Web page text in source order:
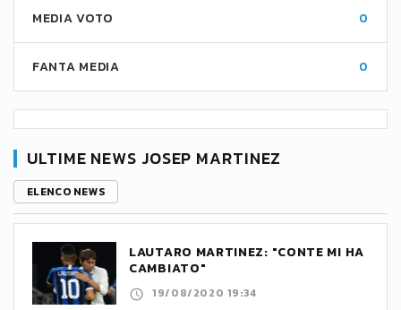
MEDIA VOTO 0
FANTA MEDIA 0
ULTIME NEWS JOSEP MARTINEZ
ELENCO NEWS
LAUTARO MARTINEZ: "CONTE MI HA
CAMBIATO"
19/08/2020 19:34